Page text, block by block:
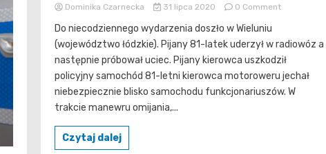
Dominika Czarnecka 31 lipca 2020 0 Commenton
latek
staranował
radiowóz
Do niecodziennego wydarzenia doszło w Wieluniu
(województwo łódzkie). Pijany 81-latek uderzył w radiowóz a
następnie próbował uciec. Pijany kierowca uszkodził
policyjny samochód 81-letni kierowca motoroweru jechał
niebezpiecznie blisko samochodu funkcjonariuszów. W
trakcie manewru omijania,...
Czytaj dalej